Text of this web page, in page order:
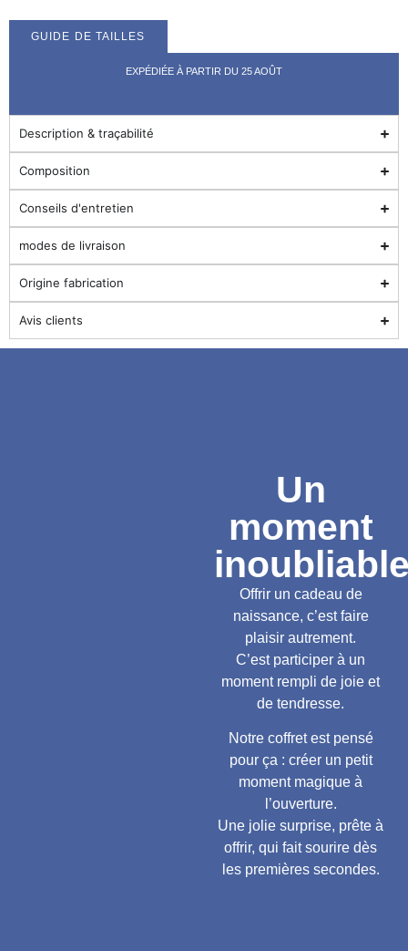
GUIDE DE TAILLES
EXPÉDIÉE À PARTIR DU 25 AOÛT
Description & traçabilité
Composition
Conseils d'entretien
modes de livraison
Origine fabrication
Avis clients
Un
moment
Offrir un cadeau de
naissance, c’est faire
plaisir autrement.
C’est participer à un
moment rempli de joie et
de tendresse.
Notre coffret est pensé
pour ça : créer un petit
moment magique à
l’ouverture.
Une jolie surprise, prête à
offrir, qui fait sourire dès
les premières secondes.